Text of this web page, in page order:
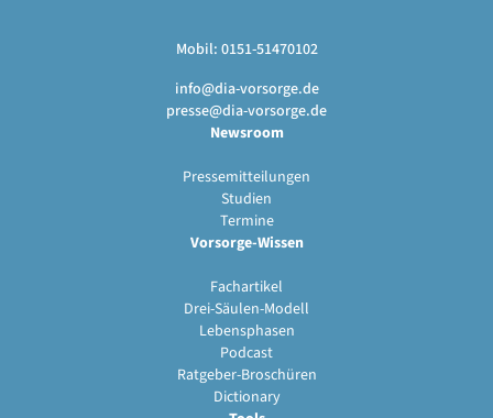
Mobil: 0151-51470102
info@dia-vorsorge.de
presse@dia-vorsorge.de
Newsroom
Pressemitteilungen
Studien
Termine
Vorsorge-Wissen
Fachartikel
Drei-Säulen-Modell
Lebensphasen
Podcast
Ratgeber-Broschüren
Dictionary